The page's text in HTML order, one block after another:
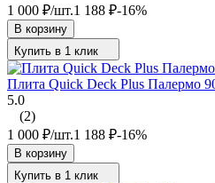
1 000 ₽/шт.1 188 ₽-16%
В корзину
Купить в 1 клик
Плита Quick Deck Plus Палермо
5.0
(2)
1 000 ₽/шт.1 188 ₽-16%
В корзину
Купить в 1 клик